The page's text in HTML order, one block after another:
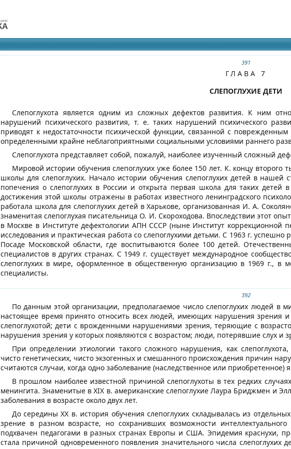
391
ГЛАВА 7
СЛЕПОГЛУХИЕ ДЕТИ
Слепоглухота является одним из сложных дефектов развития. К ним
нарушений психического развития, т. е. таких нарушений психического
приводят к недостаточности психической функции, связанной с
определенными крайне неблагоприятными социальными условиями раннего
Слепоглухота представляет собой, пожалуй, наиболее изученный сложный
Мировой истории обучения слепоглухих уже более 150 лет. К. концу
школы для слепоглухих. Начало истории обучения слепоглухих детей в нашей
попечения о слепоглухих в России и открыта первая школа для таких детей
достижения этой школы отражены в работах известного ленинградского
работала школа для слепоглухих детей в Харькове, организованная И. А.
знаменитая слепоглухая писательница О. И. Скороходова. Впоследствии этот
в Москве в Институте дефектологии АПН СССР (ныне Институт коррекционной
исследования и практическая работа со слепоглухими детьми. С 1963 г. успешно
Посаде Московской области, где воспитываются более 100 детей.
специалистов в других странах. С 1949 г. существует международное
слепоглухих в мире, оформленное в общественную организацию в 1969 г., в
специалисты.
392
По данным этой организации, предполагаемое число слепоглухих людей в
настоящее время принято относить всех людей, имеющих нарушения зрения
слепоглухотой; дети с врожденными нарушениями зрения, теряющие с
нарушения зрения у которых появляются с возрастом; люди, потерявшие слух и
При определении этиологии такого сложного нарушения, как
чисто генетических, чисто экзогенных и смешанного происхождения причин
считаются случаи, когда одно заболевание (наследственное или
В прошлом наиболее известной причиной слепоглухоты в тех редких
менингита. Знаменитые в XIX в. американские слепоглухие Лаура Бриджмен и
заболевания в возрасте около двух лет.
До середины XX в. история обучения слепоглухих складывалась из
зрение в разном возрасте, но сохранивших возможности
подхвачен педагогами в разных странах Европы и США. Эпидемия краснухи,
стала причиной одновременного появления значительного числа слепоглухих